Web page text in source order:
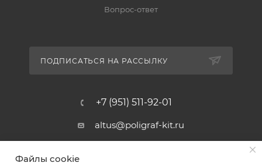
Вопрос-ответ
ПОДПИСАТЬСЯ НА РАССЫЛКУ
+7 (951) 511-92-01
altus@poligraf-kit.ru
Ростовская обл, Аксайский р-н,
Файлы cookie